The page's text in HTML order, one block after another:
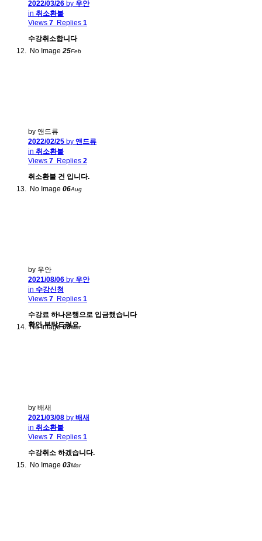
2022/03/26 by 우안
in 취소환불
Views 7 Replies 1
수강취소합니다
No Image 25Feb
by 앤드류
2022/02/25 by 앤드류
in 취소환불
Views 7 Replies 2
취소환불 건 입니다.
No Image 06Aug
by 우안
2021/08/06 by 우안
in 수강신청
Views 7 Replies 1
수강료 하나은행으로 입금했습니다
확인 부탁드려요.
No Image 08Mar
by 배새
2021/03/08 by 배새
in 취소환불
Views 7 Replies 1
수강취소 하겠습니다.
No Image 03Mar